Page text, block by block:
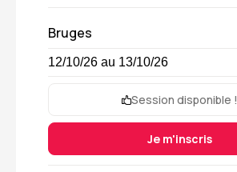
Bruges
12/10/26 au 13/10/26
Session disponible !
Je m'inscris